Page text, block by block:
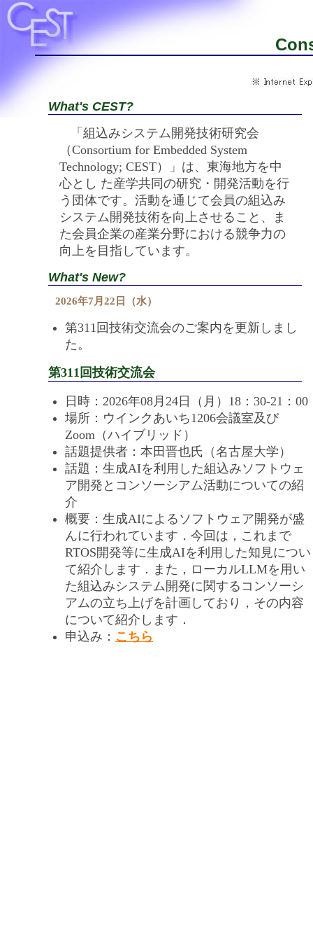
What's CEST?
「組込みシステム開発技術研究会
（Consortium for Embedded System
Technology; CEST）」は、東海地方を中
心とし た産学共同の研究・開発活動を行
う団体です。活動を通じて会員の組込み
システム開発技術を向上させること、ま
た会員企業の産業分野における競争力の
向上を目指しています。
What's New?
2026年7月22日（水）
第311回技術交流会のご案内を更新しまし
た。
第311回技術交流会
日時：2026年08月24日（月）18：30-21：00
場所：ウインクあいち1206会議室及び
Zoom（ハイブリッド）
話題提供者：本田晋也氏（名古屋大学）
話題：生成AIを利用した組込みソフトウェ
ア開発とコンソーシアム活動についての紹
介
概要：生成AIによるソフトウェア開発が盛
んに行われています．今回は，これまで
RTOS開発等に生成AIを利用した知見につい
て紹介します．また，ローカルLLMを用い
た組込みシステム開発に関するコンソーシ
アムの立ち上げを計画しており，その内容
について紹介します．
申込み： こちら